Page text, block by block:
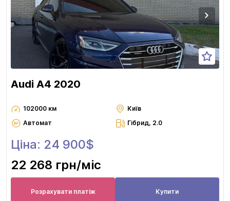
Audi A4 2020
102000 км
Київ
Автомат
Гібрид, 2.0
Ціна: 24 900$
22 268 грн/міс
Розрахувати платіж Купити